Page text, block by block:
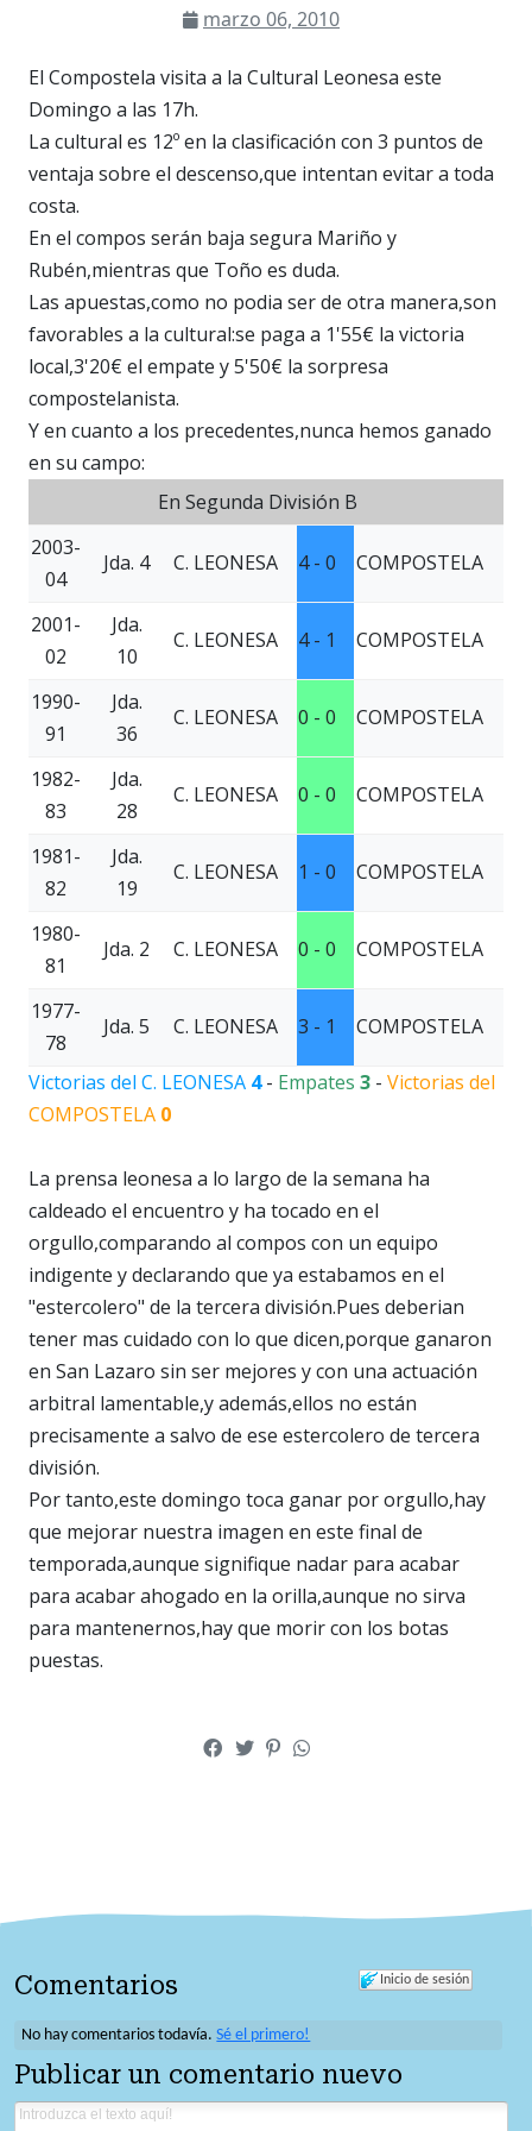
marzo 06, 2010
El Compostela visita a la Cultural Leonesa este
Domingo a las 17h.
La cultural es 12º en la clasificación con 3 puntos de
ventaja sobre el descenso,que intentan evitar a toda
costa.
En el compos serán baja segura Mariño y
Rubén,mientras que Toño es duda.
Las apuestas,como no podia ser de otra manera,son
favorables a la cultural:se paga a 1'55€ la victoria
local,3'20€ el empate y 5'50€ la sorpresa
compostelanista.
Y en cuanto a los precedentes,nunca hemos ganado
en su campo:
En Segunda División B
2003-
04
Jda. 4 C. LEONESA 4 - 0 COMPOSTELA
2001-
02
Jda.
10
C. LEONESA 4 - 1 COMPOSTELA
1990-
91
Jda.
36
C. LEONESA 0 - 0 COMPOSTELA
1982-
83
Jda.
28
C. LEONESA 0 - 0 COMPOSTELA
1981-
82
Jda.
19
C. LEONESA 1 - 0 COMPOSTELA
1980-
81
Jda. 2 C. LEONESA 0 - 0 COMPOSTELA
1977-
78
Jda. 5 C. LEONESA 3 - 1 COMPOSTELA
Victorias del C. LEONESA 4- Empates 3 - Victorias del
COMPOSTELA 0
La prensa leonesa a lo largo de la semana ha
caldeado el encuentro y ha tocado en el
orgullo,comparando al compos con un equipo
indigente y declarando que ya estabamos en el
"estercolero" de la tercera división.Pues deberian
tener mas cuidado con lo que dicen,porque ganaron
en San Lazaro sin ser mejores y con una actuación
arbitral lamentable,y además,ellos no están
precisamente a salvo de ese estercolero de tercera
división.
Por tanto,este domingo toca ganar por orgullo,hay
que mejorar nuestra imagen en este final de
temporada,aunque signifique nadar para acabar
para acabar ahogado en la orilla,aunque no sirva
para mantenernos,hay que morir con los botas
puestas.
Inicio de sesión
Comentarios
No hay comentarios todavía.Sé el primero!
Publicar un comentario nuevo